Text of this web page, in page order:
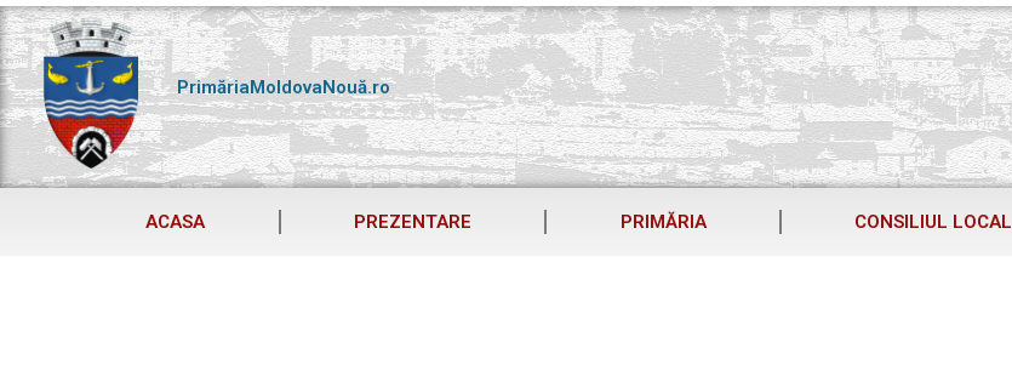
Skip
to
content
PrimăriaMoldovaNouă.ro
ACASA PREZENTARE PRIMĂRIA CONSILIUL LOCAL